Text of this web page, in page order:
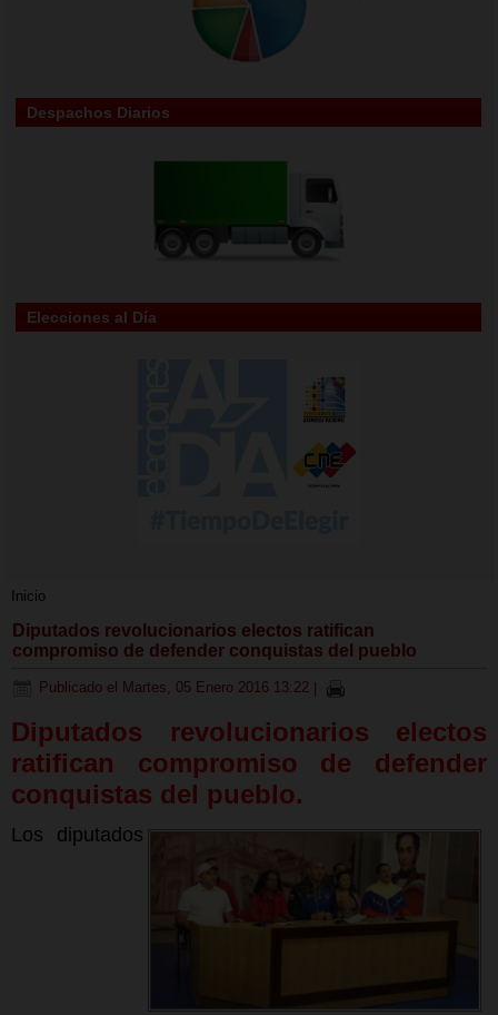
Despachos Diarios
Elecciones al Día
Inicio
Diputados revolucionarios electos ratifican
compromiso de defender conquistas del pueblo
Publicado el Martes, 05 Enero 2016 13:22 |
Diputados revolucionarios electos
ratifican compromiso de defender
conquistas del pueblo.
Los diputados